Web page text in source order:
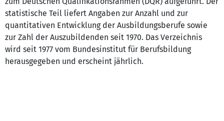
statistische Teil liefert Angaben zur Anzahl und zur
quantitativen Entwicklung der Ausbildungsberufe sowie
zur Zahl der Auszubildenden seit 1970. Das Verzeichnis
wird seit 1977 vom Bundesinstitut für Berufsbildung
herausgegeben und erscheint jährlich.